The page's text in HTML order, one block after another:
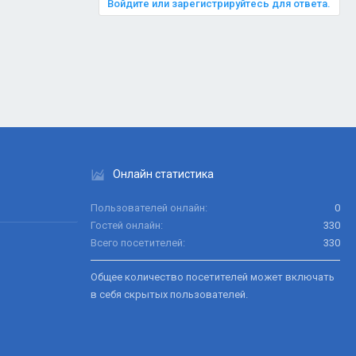
Войдите или зарегистрируйтесь для ответа.
Онлайн статистика
Пользователей онлайн
0
Гостей онлайн
330
Всего посетителей
330
Общее количество посетителей может включать
в себя скрытых пользователей.